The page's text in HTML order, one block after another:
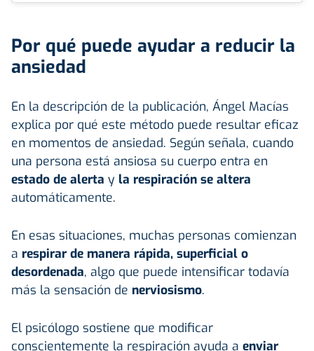
Por qué puede ayudar a reducir la
ansiedad
En la descripción de la publicación, Ángel Macías
explica por qué este método puede resultar eficaz
en momentos de ansiedad. Según señala, cuando
una persona está ansiosa su cuerpo entra en
estado de alerta y la respiración se altera
automáticamente.
En esas situaciones, muchas personas comienzan
a respirar de manera rápida, superficial o
desordenada, algo que puede intensificar todavía
más la sensación de nerviosismo.
El psicólogo sostiene que modificar
conscientemente la respiración ayuda a enviar